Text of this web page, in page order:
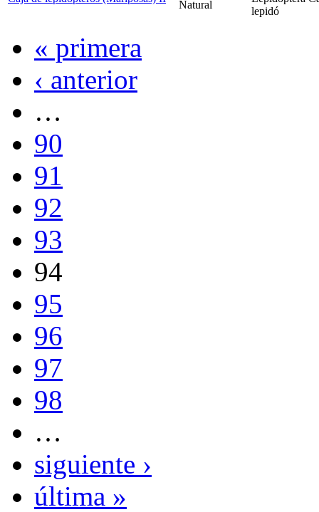
Natural
lepidó
« primera
‹ anterior
…
90
91
92
93
94
95
96
97
98
…
siguiente ›
última »